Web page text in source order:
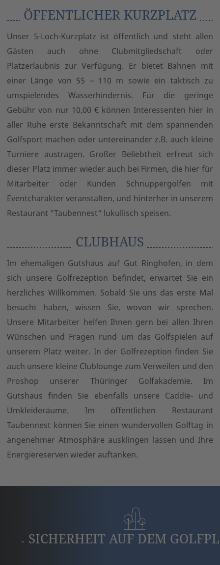
ÖFFENTLICHER KURZPLATZ
Unser 5-Loch-Kurzplatz ist öffentlich und steht allen
Gästen auch ohne Clubmitgliedschaft oder
Platzerlaubnis zur Verfügung. Er bietet Bahnen mit
einer Länge von 55 – 110 m sowie ein taktisch zu
umspielendes Wasserhindernis. Für die geringe
Gebühr von nur 10,00 € können Interessenten hier in
aller Ruhe erste Bekanntschaft mit dem spannenden
Golfsport machen oder untereinander z.B. auch kleine
Turniere austragen. Großer Beliebtheit erfreut sich
dieser Platz immer wieder auch bei Firmen, die hier für
Mitarbeiter oder Kunden Schnuppergolfen mit
Eventcharakter veranstalten, und hinterher in unserem
Restaurant "Taubennest" lukullisch speisen.
CLUBHAUS
Im ehemaligen Gutshaus auf Gut Ringhofen, in dem
sich unsere Golfrezeption befindet, erwartet Sie ein
herzliches Willkommen. Sobald Sie uns das erste Mal
besucht haben, wissen Sie, wovon wir sprechen.
Unsere Mitarbeiter helfen Ihnen gern bei allen Ihren
Wünschen und Fragen rund um das Golfspielen auf
unserem Platz weiter. In der Golfrezeption finden Sie
auch unsere kleine Clublounge zum Verweilen und den
Proshop unserer Thüringer Golfakademie. Im
Gutshaus finden Sie ebenfalls unsere Caddie- und
Umkleideräume. Im öffentlichen Restaurant
Taubennest können Sie einen wundervollen Golftag in
angenehmer Atmosphäre ausklingen lassen und Ihre
Energiereserven wieder auftanken.
SICHERHEIT AUF DEM